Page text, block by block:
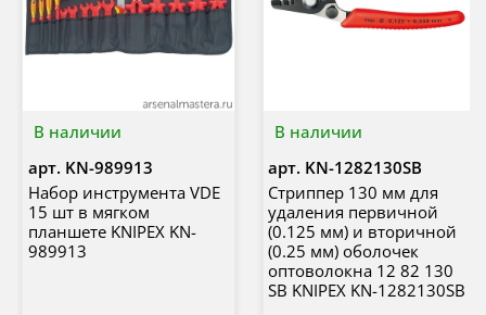
В наличии
арт. KN-989913
Набор инструмента VDE
15 шт в мягком
планшете KNIPEX KN-
989913
В наличии
арт. KN-1282130SB
Стриппер 130 мм для
удаления первичной
(0.125 мм) и вторичной
(0.25 мм) оболочек
оптоволокна 12 82 130
SB KNIPEX KN-1282130SB